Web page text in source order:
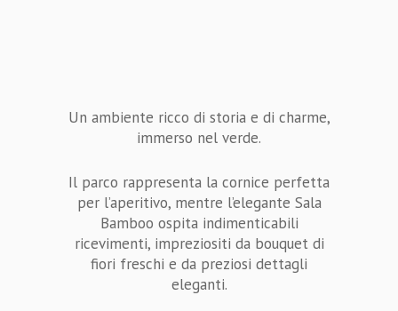
Un ambiente ricco di storia e di charme,
immerso nel verde.
Il parco rappresenta la cornice perfetta
per l’aperitivo, mentre l’elegante Sala
Bamboo ospita indimenticabili
ricevimenti, impreziositi da bouquet di
fiori freschi e da preziosi dettagli
eleganti.